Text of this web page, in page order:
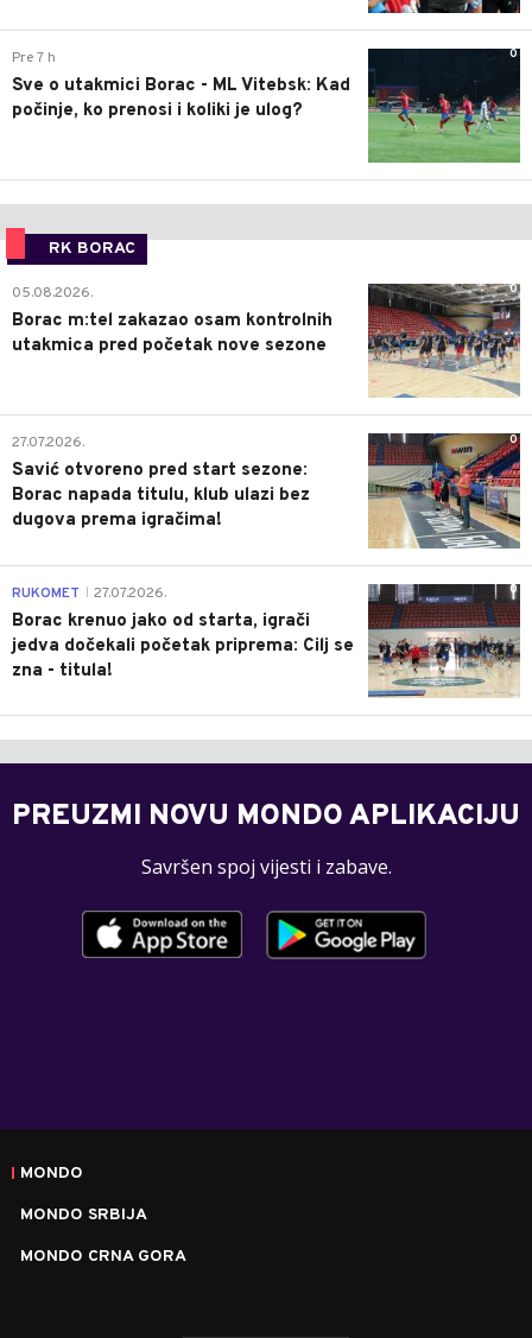
0
Pre 7 h
Sve o utakmici Borac - ML Vitebsk: Kad
počinje, ko prenosi i koliki je ulog?
RK BORAC
0
05.08.2026.
Borac m:tel zakazao osam kontrolnih
utakmica pred početak nove sezone
0
27.07.2026.
Savić otvoreno pred start sezone:
Borac napada titulu, klub ulazi bez
dugova prema igračima!
0
RUKOMET 27.07.2026.
Borac krenuo jako od starta, igrači
jedva dočekali početak priprema: Cilj se
zna - titula!
PREUZMI NOVU MONDO APLIKACIJU
Savršen spoj vijesti i zabave.
MONDO
MONDO SRBIJA
MONDO CRNA GORA